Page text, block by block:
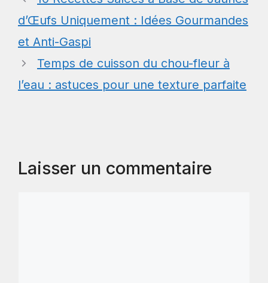
d’Œufs Uniquement : Idées Gourmandes
et Anti-Gaspi
Temps de cuisson du chou-fleur à
l’eau : astuces pour une texture parfaite
Laisser un commentaire